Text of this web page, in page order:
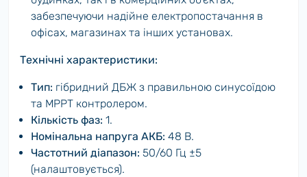
забезпечуючи надійне електропостачання в
офісах, магазинах та інших установах.
Технічні характеристики:
Тип: гібридний ДБЖ з правильною синусоїдою
та MPPT контролером.
Кількість фаз: 1.
Номінальна напруга АКБ: 48 В.
Частотний діапазон: 50/60 Гц ±5
(налаштовується).